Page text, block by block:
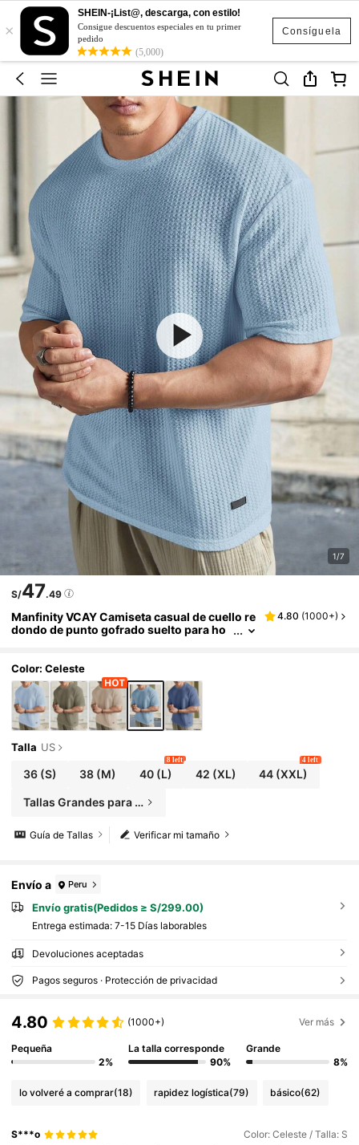
Consíguela
×
SHEIN-¡List@, descarga, con estilo!
Consigue descuentos especiales en tu primer
pedido
(5,000)
1/7
S/47.49
Manfinity VCAY Camiseta casual de cuello re
dondo de punto gofrado suelto para ho
4.80 (1000+)
Color: Celeste
Talla US
36(S) 38 (M) 40(L)
8 left
42 (XL) 44 (XXL)
4 left
Tallas Grandes para Hombre
Verificar mi tamaño
Guía de Tallas
Envío a Peru
Envío gratis(Pedidos ≥ S/299.00)
Entrega estimada: 7-15 Días laborables
Devoluciones aceptadas
Pagos seguros · Protección de privacidad
4.80 (1000+) Ver más
Pequeña
2%
La talla corresponde
90%
Grande
8%
lo volveré a comprar(18) rapidez logística(79) básico(62)
S***o Color: Celeste / Talla: S